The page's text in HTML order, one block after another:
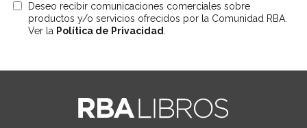
Deseo recibir comunicaciones comerciales sobre
productos y/o servicios ofrecidos por la Comunidad RBA.
Ver la Política de Privacidad.